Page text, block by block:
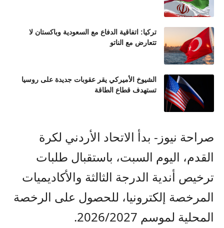
تركيا: اتفاقية الدفاع مع السعودية وباكستان لا
تتعارض مع الناتو
الشيوخ الأميركي يقر عقوبات جديدة على روسيا
تستهدف قطاع الطاقة
صراحة نيوز- بدأ الاتحاد الأردني لكرة
القدم، اليوم السبت، باستقبال طلبات
ترخيص أندية الدرجة الثالثة والأكاديميات
المرخصة إلكترونيا، للحصول على الرخصة
المحلية لموسم 2026/2027.